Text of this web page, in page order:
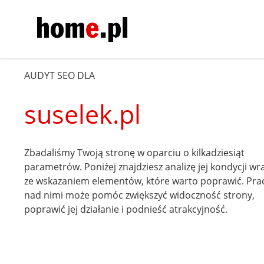
AUDYT SEO DLA
suselek.pl
Zbadaliśmy Twoją stronę w oparciu o kilkadziesiąt
parametrów. Poniżej znajdziesz analizę jej kondycji
ze wskazaniem elementów, które warto poprawić.
nad nimi może pomóc zwiększyć widoczność strony,
poprawić jej działanie i podnieść atrakcyjność.